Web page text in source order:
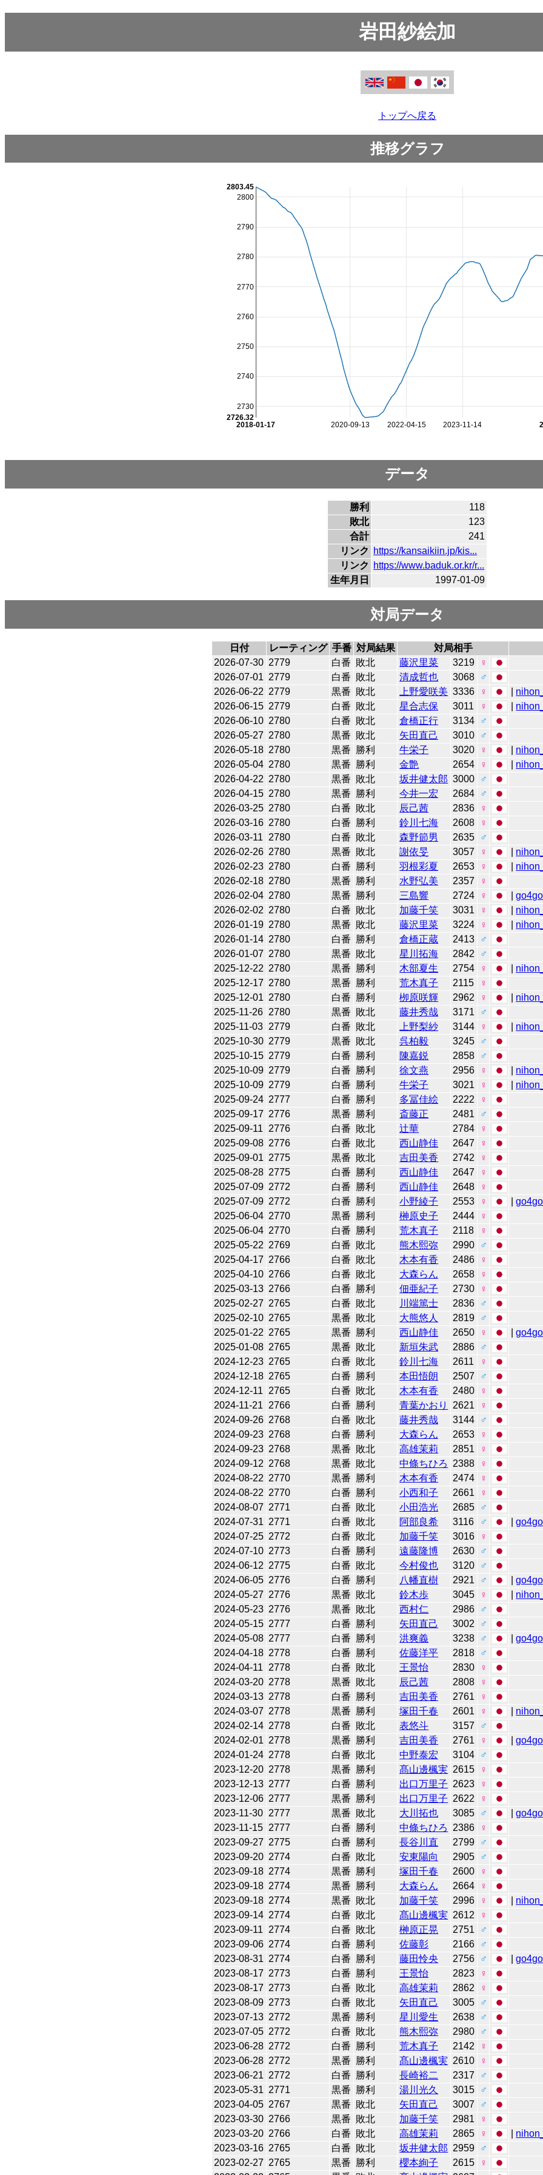
岩田紗絵加
トップへ戻る
推移グラフ
2020-09-13 2022-04-15 2023-11-14
2018-01-17
2730
2740
2750
2760
2770
2780
2790
2800
2726.32
2803.45
データ
勝利
118
敗北
123
合計
241
リンク
https://kansaikiin.jp/kis...
リンク
https://www.baduk.or.kr/r...
生年月日
1997-01-09
対局データ
日付 レーティング 手番 対局結果 対局相手
2026-07-30 2779 白番 敗北 藤沢里菜 3219
♀
2026-07-01 2779 白番 敗北 清成哲也 3068
♂
2026-06-22 2779 黒番 敗北 上野愛咲美 3336 ♀
2026-06-15 2779 白番 敗北 星合志保 3011 ♀
2026-06-10 2780 白番 敗北 倉橋正行 3134
♂
2026-05-27 2780 黒番 敗北 矢田直己 3010
♂
2026-05-18 2780 黒番 勝利 牛栄子 3020 ♀
2026-05-04 2780 黒番 勝利 金艶 2654 ♀
2026-04-22 2780 黒番 敗北 坂井健太郎 3000
♂
2026-04-15 2780 黒番 勝利 今井一宏 2684
♂
2026-03-25 2780 白番 敗北 辰己茜 2836
♀
2026-03-16 2780 白番 勝利 鈴川七海 2608
♀
2026-03-11
2780 白番 敗北 森野節男 2635
♂
2026-02-26 2780 黒番 敗北 謝依旻 3057 ♀
2026-02-23 2780 白番 勝利 羽根彩夏 2653 ♀
2026-02-18 2780 黒番 勝利 水野弘美 2357
♀
2026-02-04 2780 黒番 勝利 三島響 2724 ♀ |go4go
2026-02-02 2780 白番 敗北 加藤千笑 3031 ♀
2026-01-19 2780 黒番 敗北 藤沢里菜 3224 ♀
2026-01-14 2780 白番 勝利 倉橋正蔵 2413
♂
2026-01-07 2780 黒番 敗北 星川拓海 2842
♂
2025-12-22 2780 黒番 勝利 木部夏生 2754 ♀
2025-12-17 2780 黒番 勝利 荒木真子 2115
♀
2025-12-01 2780 白番 勝利 栁原咲輝 2962 ♀
2025-11-26 2780 黒番 敗北 藤井秀哉 3171
♂
2025-11-03 2779 白番 敗北 上野梨紗 3144 ♀
2025-10-30 2779 黒番 敗北 呉柏毅 3245
♂
2025-10-15 2779 白番 勝利 陳嘉鋭 2858
♂
2025-10-09 2779 白番 勝利 徐文燕 2956 ♀
2025-10-09 2779 白番 勝利 牛栄子 3021 ♀
2025-09-24 2777 白番 勝利 多冨佳絵 2222
♀
2025-09-17 2776 黒番 勝利 斎藤正 2481
♂
2025-09-11
2776 白番 敗北 辻華 2784
♀
2025-09-08 2776 白番 敗北 西山静佳 2647
♀
2025-09-01 2775 黒番 敗北 吉田美香 2742
♀
2025-08-28 2775 白番 勝利 西山静佳 2647
♀
2025-07-09 2772 白番 勝利 西山静佳 2648
♀
2025-07-09 2772 白番 勝利 小野綾子 2553 ♀ |go4go
2025-06-04 2770 黒番 勝利 榊原史子 2444
♀
2025-06-04 2770 白番 勝利 荒木真子 2118
♀
2025-05-22 2769 白番 敗北 熊木熙弥 2990
♂
2025-04-17 2766 白番 敗北 木本有香 2486
♀
2025-04-10 2766 白番 敗北 大森らん 2658
♀
2025-03-13 2766 白番 勝利 佃亜紀子 2730
♀
2025-02-27 2765 白番 敗北 川端篤士 2836
♂
2025-02-10 2765 黒番 敗北 大熊悠人 2819
♂
2025-01-22 2765 黒番 勝利 西山静佳 2650 ♀ |go4go
2025-01-08 2765 黒番 敗北 新垣朱武 2886
♂
2024-12-23 2765 白番 敗北 鈴川七海 2611
♀
2024-12-18 2765 白番 勝利 本田悟朗 2507
♂
2024-12-11
2765 白番 敗北 木本有香 2480
♀
2024-11-21
2766 白番 勝利 青葉かおり 2621
♀
2024-09-26 2768 白番 敗北 藤井秀哉 3144
♂
2024-09-23 2768 白番 勝利 大森らん 2653
♀
2024-09-23 2768 黒番 敗北 高雄茉莉 2851
♀
2024-09-12 2768 黒番 敗北 中條ちひろ 2388
♀
2024-08-22 2770 黒番 勝利 木本有香 2474
♀
2024-08-22 2770 白番 勝利 小西和子 2661
♀
2024-08-07 2771 白番 敗北 小田浩光 2685
♂
2024-07-31 2771 白番 敗北 阿部良希 3116 ♂ |go4go
2024-07-25 2772 白番 敗北 加藤千笑 3016
♀
2024-07-10 2773 白番 勝利 遠藤隆博 2630
♂
2024-06-12 2775 白番 敗北 今村俊也 3120
♂
2024-06-05 2776 白番 勝利 八幡直樹 2921 ♂ |go4go
2024-05-27 2776 黒番 敗北 鈴木歩 3045 ♀
2024-05-23 2776 黒番 敗北 西村仁 2986
♂
2024-05-15 2777 白番 勝利 矢田直己 3002
♂
2024-05-08 2777 白番 勝利 洪爽義 3238 ♂ |go4go
2024-04-18 2778 白番 勝利 佐藤洋平 2818
♂
2024-04-11
2778 白番 敗北 王景怡 2830
♀
2024-03-20 2778 黒番 敗北 辰己茜 2808
♀
2024-03-13 2778 白番 勝利 吉田美香 2761
♀
2024-03-07 2778 黒番 勝利 塚田千春 2601 ♀
2024-02-14 2778 白番 敗北 表悠斗 3157
♂
2024-02-01 2778 黒番 勝利 吉田美香 2761 ♀ |go4go
2024-01-24 2778 白番 敗北 中野泰宏 3104
♂
2023-12-20 2778 黒番 勝利 髙山邊楓実 2615
♀
2023-12-13 2777 白番 勝利 出口万里子 2623
♀
2023-12-06 2777 黒番 勝利 出口万里子 2622
♀
2023-11-30 2777 黒番 敗北 大川拓也 3085 ♂ |go4go
2023-11-15 2777 白番 勝利 中條ちひろ 2386
♀
2023-09-27 2775 白番 勝利 長谷川直 2799
♂
2023-09-20 2774 白番 敗北 安東陽向 2905
♂
2023-09-18 2774 黒番 勝利 塚田千春 2600
♀
2023-09-18 2774 黒番 勝利 大森らん 2664
♀
2023-09-18 2774 黒番 敗北 加藤千笑 2996 ♀
2023-09-14 2774 白番 敗北 髙山邊楓実 2612
♀
2023-09-11
2774 白番 敗北 榊原正晃 2751
♂
2023-09-06 2774 白番 勝利 佐藤彰 2166
♂
2023-08-31 2774 白番 勝利 藤田怜央 2756 ♂ |go4go
2023-08-17 2773 白番 勝利 王景怡 2823
♀
2023-08-17 2773 白番 敗北 高雄茉莉 2862
♀
2023-08-09 2773 白番 敗北 矢田直己 3005
♂
2023-07-13 2772 黒番 勝利 星川愛生 2638
♂
2023-07-05 2772 白番 敗北 熊木熙弥 2980
♂
2023-06-28 2772 白番 勝利 荒木真子 2142
♀
2023-06-28 2772 黒番 勝利 髙山邊楓実 2610
♀
2023-06-21 2772 白番 勝利 長崎裕二 2317
♂
2023-05-31 2771 黒番 勝利 湯川光久 3015
♂
2023-04-05 2767 黒番 敗北 矢田直己 3007
♂
2023-03-30 2766 黒番 敗北 加藤千笑 2981
♀
2023-03-20 2766 白番 敗北 高雄茉莉 2865 ♀
2023-03-16 2765 白番 敗北 坂井健太郎 2959
♂
2023-02-27 2765 黒番 勝利 櫻本絢子 2615
♀